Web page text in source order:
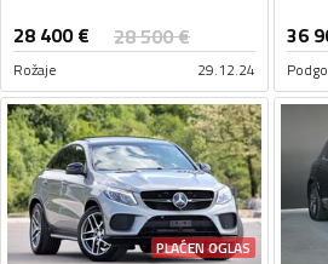
28 400€ 28 500€
Rožaje 29.12.24
36
PLAĆEN OGLAS